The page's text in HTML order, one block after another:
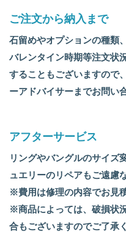
ご注文から納入まで
石留めやオプションの種類
バレンタイン時期等注文状
することもございますので
ーアドバイサーまでお問い
アフターサービス
リングやバングルのサイズ
ュエリーのリペアもご遠慮
※費用は修理の内容でお見
※商品によっては、破損状
合もございますのでご了承